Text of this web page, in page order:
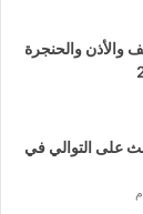
والأذن والحنجرة
على التوالي في